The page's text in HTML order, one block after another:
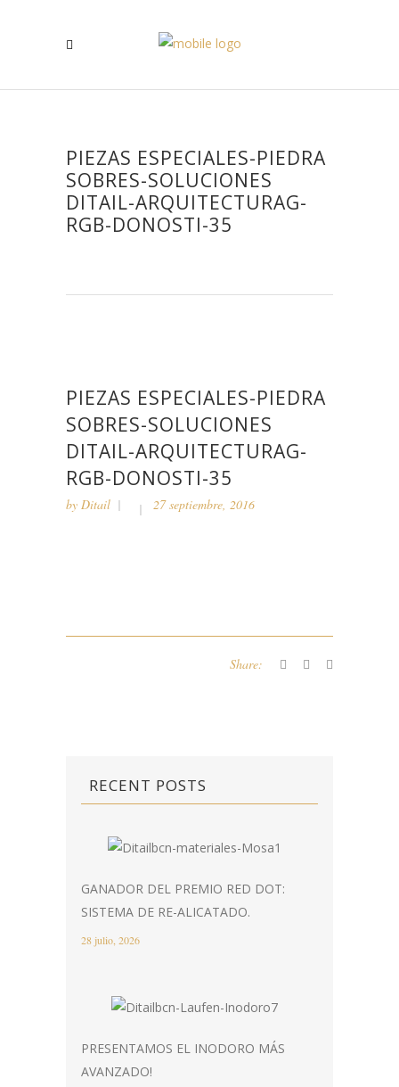
PIEZAS ESPECIALES-PIEDRA
SOBRES-SOLUCIONES
DITAIL-ARQUITECTURAG-
RGB-DONOSTI-35
PIEZAS ESPECIALES-PIEDRA
SOBRES-SOLUCIONES
DITAIL-ARQUITECTURAG-
RGB-DONOSTI-35
by Ditail 27 septiembre, 2016
Share:
RECENT POSTS
GANADOR DEL PREMIO RED DOT:
SISTEMA DE RE-ALICATADO.
28 julio, 2026
PRESENTAMOS EL INODORO MÁS
AVANZADO!